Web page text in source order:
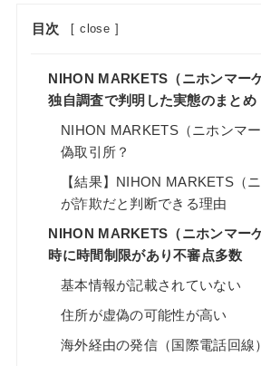
目次 [ close ]
NIHON MARKETS（ニホンマー
独自調査で判明した実態のまとめ
NIHON MARKETS（ニホンマ
偽取引所？
【結果】NIHON MARKETS（
が詐欺だと判断できる理由
NIHON MARKETS（ニホンマー
時に時間制限があり不審点多数
基本情報が記載されていない
住所が虚偽の可能性が高い
海外経由の発信（国際電話回線